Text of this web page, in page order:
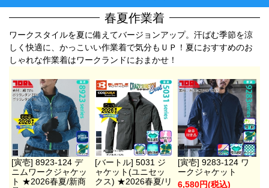
春夏作業着
ワークスタイルを夏に備えてバージョンアップ。汗ばむ季節を涼
しく快適に、かっこいい作業着で気分もＵＰ！夏におすすめのお
しゃれな作業着はワークランドにおまかせ！
[寅壱] 8923-124 デ
ニムワークジャケッ
ト ★2026春夏/新商
[バートル] 5031 ジ
ャケット(ユニセッ
クス) ★2026春夏/リ
[寅壱] 9283-124 ワ
ークジャケット
6,580円(税込)